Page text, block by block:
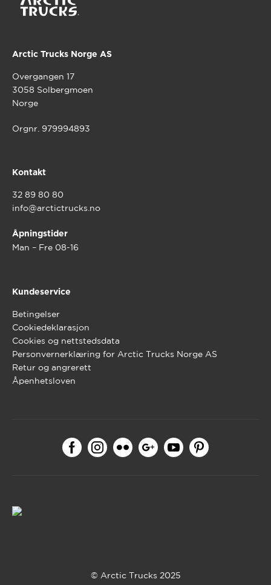
Arctic Trucks Norge AS
Overgangen 17
3058 Solbergmoen
Norge
Orgnr. 979994893
Kontakt
32 89 80 80
info@arctictrucks.no
Åpningstider
Man – Fre 08-16
Kundeservice
Betingelser
Cookiedeklarasjon
Cookies og nettstedsdata
Personvernerklæring for Arctic Trucks Norge AS
Retur og angrerett
Åpenhetsloven
© Arctic Trucks 2025